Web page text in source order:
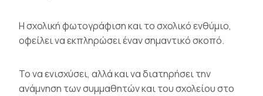
Η σχολική φωτογράφιση και το σχολικό ενθύμιο,
οφείλει να εκπληρώσει έναν σημαντικό σκοπό.
Το να ενισχύσει, αλλά και να διατηρήσει την
ανάμνηση των συμμαθητών και του σχολείου στο